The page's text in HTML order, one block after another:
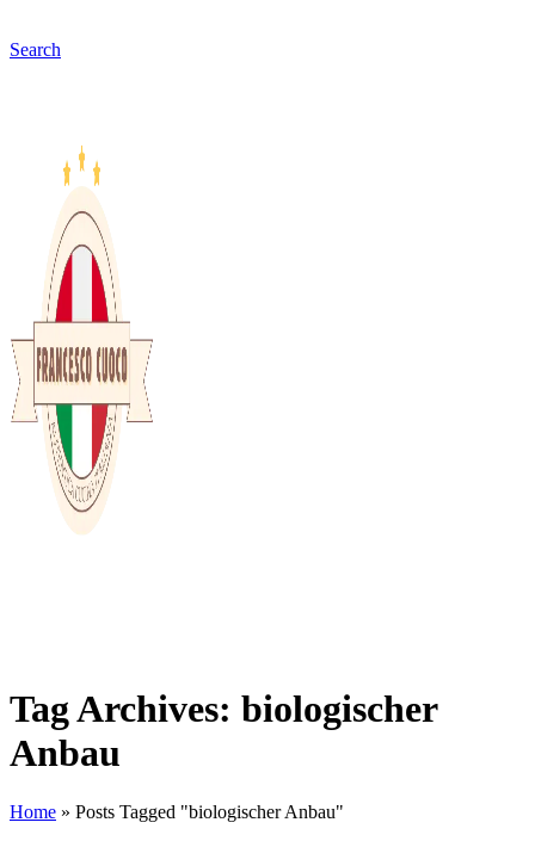
Search
Tag Archives: biologischer
Anbau
Home » Posts Tagged "biologischer Anbau"